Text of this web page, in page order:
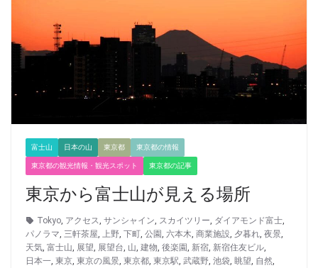
富士山 日本の山 東京都 東京都の情報
東京都の観光情報・観光スポット 東京都の記事
東京から富士山が見える場所
Tokyo アクセス サンシャイン スカイツリー ダイアモンド富士
パノラマ 三軒茶屋 上野 下町 公園 六本木 商業施設 夕暮れ 夜景
天気 富士山 展望 展望台 山 建物 後楽園 新宿 新宿住友ビル
日本一 東京 東京の風景 東京都 東京駅 武蔵野 池袋 眺望 自然